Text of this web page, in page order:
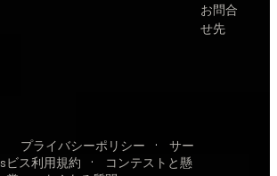
お問合
せ先
プライバシーポリシー ·
サー
ビス利用規約
·
コンテストと懸